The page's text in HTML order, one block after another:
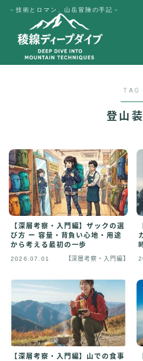
－技術とロマン、山岳冒険の手記－
MENU
Japanese
TAG
登山
【深層考察・入門編】ザックの選
び方 ー 容量・背負い心地・用途
から考える最初の一歩
2026.07.01 【深層考察・入門編】
【深層考察・入門編】山での食事